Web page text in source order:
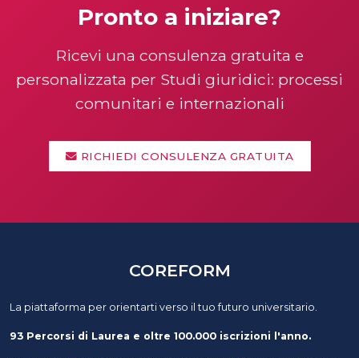
Pronto a iniziare?
Ricevi una consulenza gratuita e
personalizzata per Studi giuridici: processi
comunitari e internazionali
RICHIEDI CONSULENZA GRATUITA
COREFORM
La piattaforma per orientarti verso il tuo futuro universitario.
93 Percorsi di Laurea e oltre 100.000 iscrizioni l'anno.